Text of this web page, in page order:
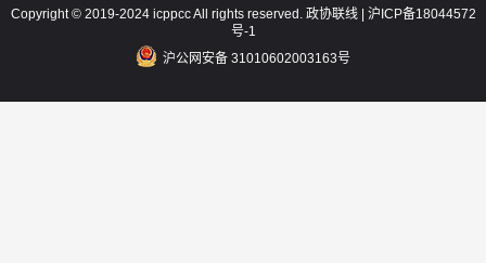
Copyright © 2019-2024 icppcc All rights reserved. 政协联线 | 沪ICP备18044572
号-1
沪公网安备 31010602003163号